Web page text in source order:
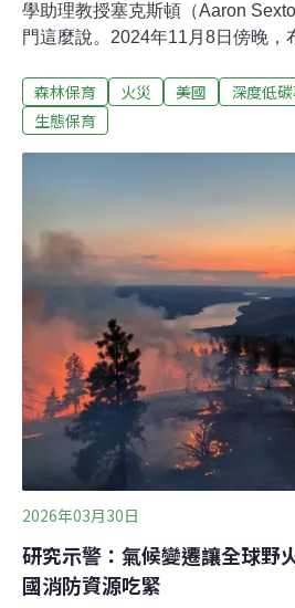
學助理教授塞克斯頓（Aaron
門這麼說。2024年11月8日傍晚，
公園烈焰飛騰。為了搶救這片「布
紐約市消防局派出數百名消防員，
浴火重生的森林塞克斯頓並沒有在
中重新生長的幼苗，經過數月測量
信火燒對公園有益。新生的樹葉非
蔽光線的植物，灰燼則為土壤補充
芽。都市林地發生野火的機率不高
「焚燒」並非隨意放火，而是經過
燒」（Co
森林保育 火災 美國 深度低
生態保育
2026年03月30日
研究示警：氣候變遷讓全球野
國消防資源吃緊